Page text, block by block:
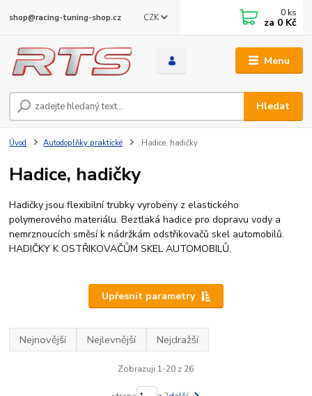
Menu
CZK
Hledat
shop@racing-tuning-shop.cz 0 ks
za 0 Kč
Úvod Autodoplňky praktické Hadice, hadičky
Hadice, hadičky
Hadičky jsou flexibilní trubky vyrobeny z elastického
polymerového materiálu. Beztlaká hadice pro dopravu vody a
nemrznoucích směsí k nádržkám odstřikovačů skel automobilů.
HADIČKY K OSTŘIKOVAČŮM SKEL AUTOMOBILŮ.
Upřesnit parametry
Nejnovější Nejlevnější Nejdražší
Zobrazuji 1-20 z 26